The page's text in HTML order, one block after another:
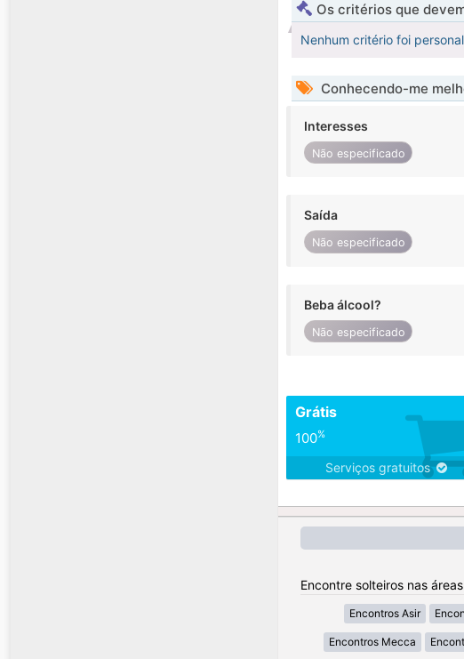
Os critérios que
Nenhum critério foi
Conhecendo-me
Interesses
Não especificado
Saída
Não especificado
Beba álcool?
Não especificado
Grátis
100%
Serviços gratuitos
Encontre solteiros nas
Encontros Asir
Encontros Mecca